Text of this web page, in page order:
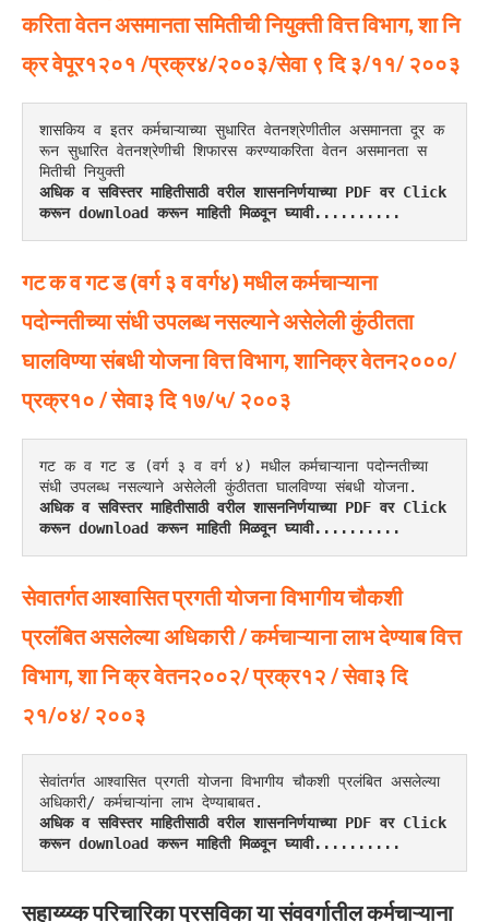
करिता वेतन असमानता समितीची नियुक्ती वित्त विभाग, शा नि
क्र वेपूर१२०१ /प्रक्र४/२००३/सेवा ९ दि ३/११/ २००३
शासकिय व इतर कर्मचाऱ्याच्या सुधारित वेतनश्रेणीतील असमानता दूर क
रून सुधारित वेतनश्रेणीची शिफारस करण्याकरिता वेतन असमानता स
मितीची नियुक्ती
अधिक व सविस्तर माहितीसाठी वरील शासननिर्णयाच्या PDF वर Click
करून download करून माहिती मिळवून घ्यावी..........
गट क व गट ड (वर्ग ३ व वर्ग४) मधील कर्मचाऱ्याना
पदोन्नतीच्या संधी उपलब्ध नसल्याने असेलेली कुंठीतता
घालविण्या संबधी योजना वित्त विभाग, शानिक्र वेतन२०००/
प्रक्र१० / सेवा३ दि १७/५/ २००३
गट क व गट ड (वर्ग ३ व वर्ग ४) मधील कर्मचाऱ्याना पदोन्नतीच्या
संधी उपलब्ध नसल्याने असेलेली कुंठीतता घालविण्या संबधी योजना.
अधिक व सविस्तर माहितीसाठी वरील शासननिर्णयाच्या PDF वर Click
करून download करून माहिती मिळवून घ्यावी..........
सेवातर्गत आश्वासित प्रगती योजना विभागीय चौकशी
प्रलंबित असलेल्या अधिकारी / कर्मचाऱ्याना लाभ देण्याब वित्त
विभाग, शा नि क्र वेतन२००२/ प्रक्र१२ / सेवा३ दि
२१/०४/ २००३
सेवांतर्गत आश्वासित प्रगती योजना विभागीय चौकशी प्रलंबित असलेल्या
अधिकारी/ कर्मचाऱ्यांना लाभ देण्याबाबत.
अधिक व सविस्तर माहितीसाठी वरील शासननिर्णयाच्या PDF वर Click
करून download करून माहिती मिळवून घ्यावी..........
सहाय्य्य्क परिचारिका प्रसविका या संववर्गातील कर्मचाऱ्याना